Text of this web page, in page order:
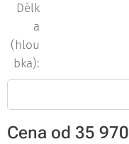
Délk
a
(hlou
bka):
Cena od 35 970